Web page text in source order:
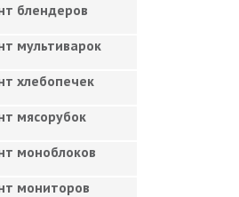
блендеров
мультиварок
хлебопечек
мясорубок
моноблоков
мониторов